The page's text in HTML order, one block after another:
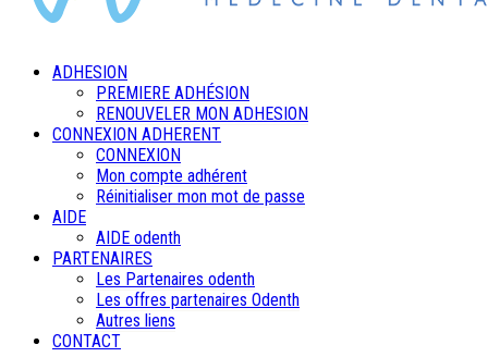
ADHESION
PREMIERE ADHÉSION
RENOUVELER MON ADHESION
CONNEXION ADHERENT
CONNEXION
Mon compte adhérent
Réinitialiser mon mot de passe
AIDE
AIDE odenth
PARTENAIRES
Les Partenaires odenth
Les offres partenaires Odenth
Autres liens
CONTACT